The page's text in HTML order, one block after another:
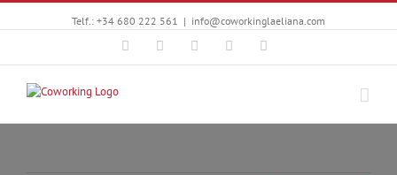
Telf.: +34 680 222 561 | info@coworkinglaeliana.com
FacebookTwitterYouTubeInstagramGoogle+